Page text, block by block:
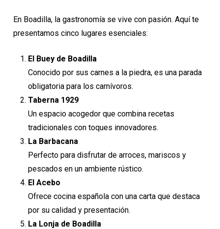
En Boadilla, la gastronomía se vive con pasión. Aquí te
presentamos cinco lugares esenciales:
El Buey de Boadilla
Conocido por sus carnes a la piedra, es una parada
obligatoria para los carnívoros.
Taberna 1929
Un espacio acogedor que combina recetas
tradicionales con toques innovadores.
La Barbacana
Perfecto para disfrutar de arroces, mariscos y
pescados en un ambiente rústico.
El Acebo
Ofrece cocina española con una carta que destaca
por su calidad y presentación.
La Lonja de Boadilla